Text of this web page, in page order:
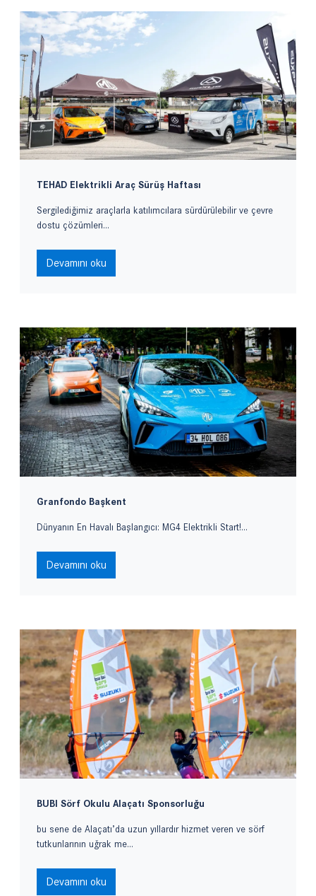
TEHAD Elektrikli Araç Sürüş Haftası
Sergilediğimiz araçlarla katılımcılara sürdürülebilir ve çevre
dostu çözümleri...
Devamını oku
Granfondo Başkent
Dünyanın En Havalı Başlangıcı: MG4 Elektrikli Start!...
Devamını oku
BUBI Sörf Okulu Alaçatı Sponsorluğu
bu sene de Alaçatı’da uzun yıllardır hizmet veren ve sörf
tutkunlarının uğrak me...
Devamını oku